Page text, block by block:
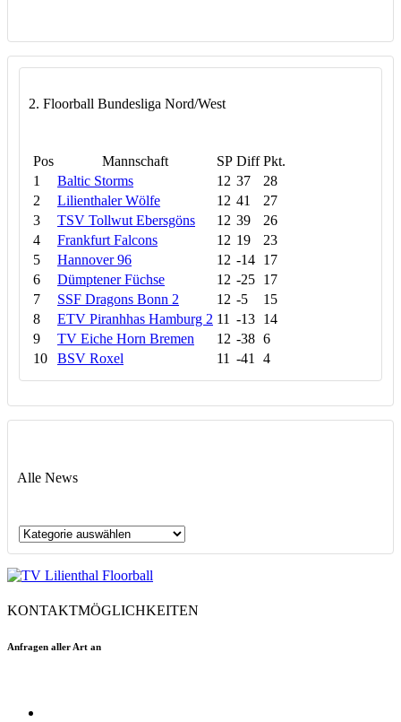
2. Floorball Bundesliga Nord/West
Pos Mannschaft SP Diff Pkt.
1
Baltic Storms 12 37
28
2
Lilienthaler Wölfe 12 41
27
3
TSV Tollwut Ebersgöns 12 39
26
4
Frankfurt Falcons 12 19
23
5
Hannover 96 12 -14 17
6
Dümptener Füchse 12 -25 17
7
SSF Dragons Bonn 2 12 -5
15
8
ETV Piranhhas Hamburg 2 11 -13 14
9
TV Eiche Horn Bremen 12 -38 6
10
BSV Roxel 11 -41 4
Alle News
Alle
KONTAKTMÖGLICHKEITEN
Anfragen aller Art an